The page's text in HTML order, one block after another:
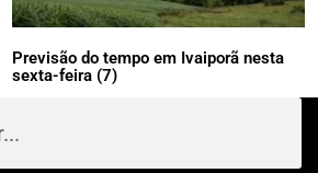
Previsão do tempo em Ivaiporã nesta
sexta-feira (7)